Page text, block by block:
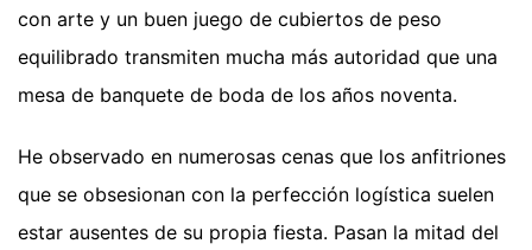
con arte y un buen juego de cubiertos de peso
equilibrado transmiten mucha más autoridad que una
mesa de banquete de boda de los años noventa.
He observado en numerosas cenas que los anfitriones
que se obsesionan con la perfección logística suelen
estar ausentes de su propia fiesta. Pasan la mitad del